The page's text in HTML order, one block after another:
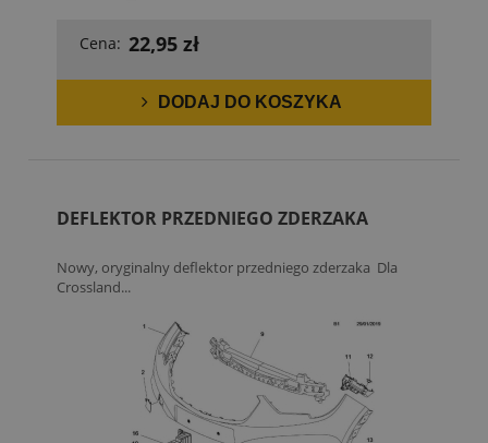
Cena: 22,95 zł
DODAJ DO KOSZYKA
DEFLEKTOR PRZEDNIEGO ZDERZAKA
Nowy, oryginalny deflektor przedniego zderzaka Dla
Crossland...